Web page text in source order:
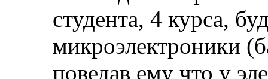
студента, 4 курса,
микроэлектроники
поведав ему что у